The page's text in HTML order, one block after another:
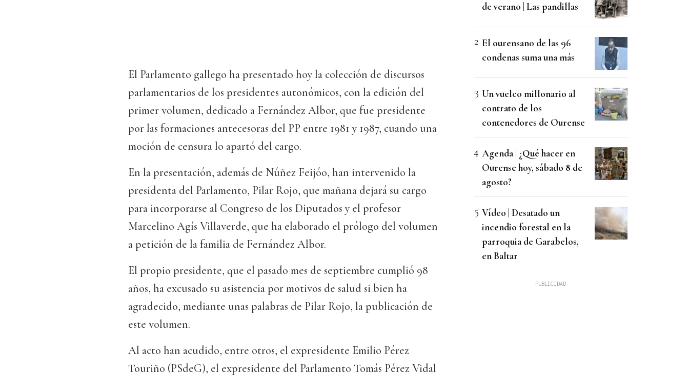
El Parlamento gallego ha presentado hoy la colección de discursos
parlamentarios de los presidentes autonómicos, con la edición del
primer volumen, dedicado a Fernández Albor, que fue presidente
por las formaciones antecesoras del PP entre 1981 y 1987, cuando una
moción de censura lo apartó del cargo.
En la presentación, además de Núñez Feijóo, han intervenido la
presidenta del Parlamento, Pilar Rojo, que mañana dejará su cargo
para incorporarse al Congreso de los Diputados y el profesor
Marcelino Agís Villaverde, que ha elaborado el prólogo del volumen
a petición de la familia de Fernández Albor.
El propio presidente, que el pasado mes de septiembre cumplió 98
años, ha excusado su asistencia por motivos de salud si bien ha
agradecido, mediante unas palabras de Pilar Rojo, la publicación de
este volumen.
Al acto han acudido, entre otros, el expresidente Emilio Pérez
Touriño (PSdeG), el expresidente del Parlamento Tomás Pérez Vidal
de verano | Las pandillas
El ourensano de las 96
condenas suma una más
Un vuelco millonario al
contrato de los
contenedores de Ourense
Agenda | ¿Qué hacer en
Ourense hoy, sábado 8 de
agosto?
Vídeo | Desatado un
incendio forestal en la
parroquia de Garabelos,
en Baltar